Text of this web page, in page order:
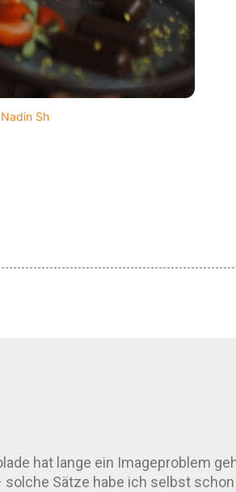
Nadin Sh
hat lange ein Imageproblem
Sätze habe ich selbst